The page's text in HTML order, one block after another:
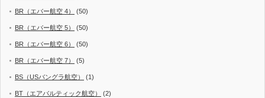
BR（エバー航空 4） (50)
BR（エバー航空 5） (50)
BR（エバー航空 6） (50)
BR（エバー航空 7） (5)
BS（USバングラ航空） (1)
BT（エアバルティック航空） (2)